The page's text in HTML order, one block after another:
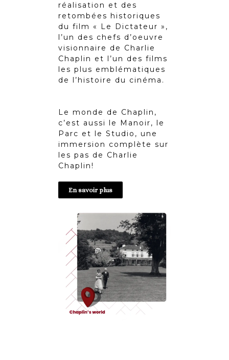
réalisation et des
retombées historiques
du film « Le Dictateur »,
l’un des chefs d’oeuvre
visionnaire de Charlie
Chaplin et l’un des films
les plus emblématiques
de l’histoire du cinéma.
Le monde de Chaplin,
c’est aussi le Manoir, le
Parc et le Studio, une
immersion complète sur
les pas de Charlie
Chaplin!
En savoir plus